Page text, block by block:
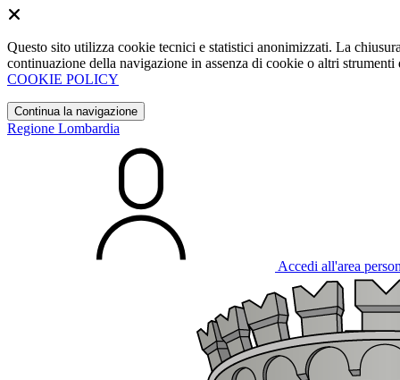
Questo sito utilizza cookie tecnici e statistici anonimizzati. La
continuazione della navigazione in assenza di cookie o altri
COOKIE POLICY
Continua la navigazione
Regione Lombardia
Accedi all'area